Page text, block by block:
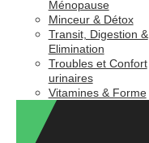
Ménopause
Minceur & Détox
Transit, Digestion &
Elimination
Troubles et Confort
urinaires
Vitamines & Forme